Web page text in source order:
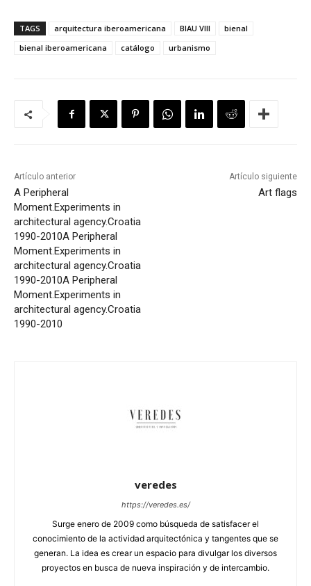
TAGS arquitectura iberoamericana BIAU VIII
bienal
bienal iberoamericana
catálogo urbanismo
Artículo anterior
A Peripheral
Moment.Experiments in
architectural agency.Croatia
1990-2010A Peripheral
Moment.Experiments in
architectural agency.Croatia
1990-2010A Peripheral
Moment.Experiments in
architectural agency.Croatia
1990-2010
Artículo siguiente
Art flags
veredes
https://veredes.es/
Surge enero de 2009 como búsqueda de satisfacer el
conocimiento de la actividad arquitectónica y tangentes que se
generan. La idea es crear un espacio para divulgar los diversos
proyectos en busca de nueva inspiración y de intercambio.